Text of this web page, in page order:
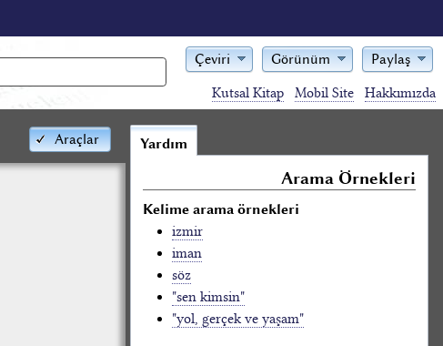
Çeviri Görünüm Paylaş
Kutsal Kitap Mobil Site Hakkımızda
Araçlar Yardım
Arama Örnekleri
Kelime arama örnekleri
izmir
iman
söz
"sen kimsin"
"yol, gerçek ve yaşam"